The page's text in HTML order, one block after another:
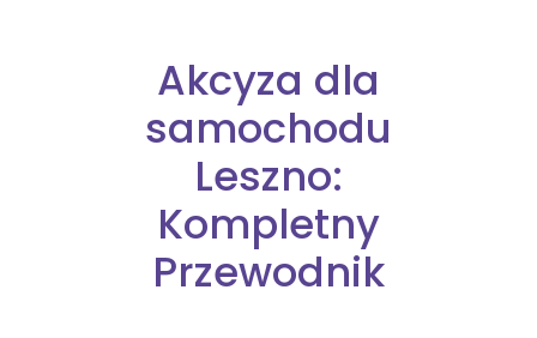
Akcyza dla
samochodu
Leszno:
Kompletny
Przewodnik